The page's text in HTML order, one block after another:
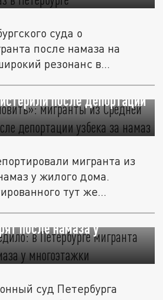
суда о
после намаза на
резонанс в
мигранты из
после депортации
мигранта из
у жилого дома.
тут же...
в Петербурге
после намаза у
суд Петербурга